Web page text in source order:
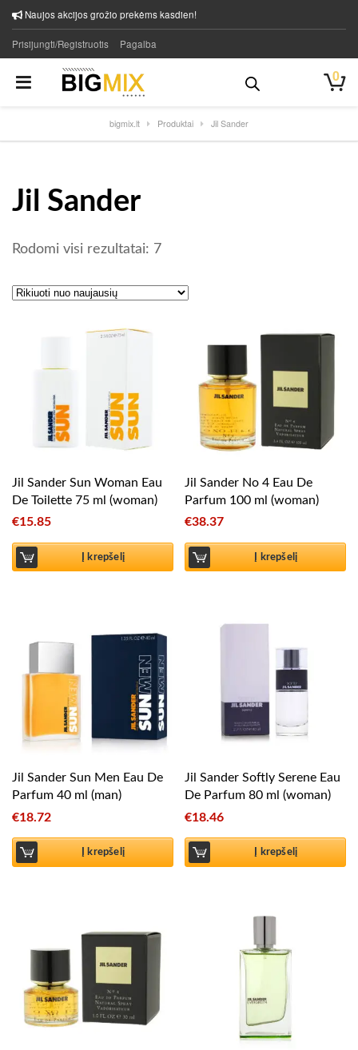
Naujos akcijos grožio prekėms kasdien!
Prisijungti/Registruotis Pagalba
0
bigmix.lt Produktai Jil Sander
Jil Sander
Rodomi visi rezultatai: 7Rūšiuojama pagal naujausią
Jil Sander Sun Woman Eau
De Toilette 75 ml (woman)
€15.85
Į krepšelį
Jil Sander No 4 Eau De
Parfum 100 ml (woman)
€38.37
Į krepšelį
Jil Sander Sun Men Eau De
Parfum 40 ml (man)
€18.72
Į krepšelį
Jil Sander Softly Serene Eau
De Parfum 80 ml (woman)
€18.46
Į krepšelį